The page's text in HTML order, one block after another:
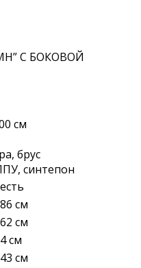
С БОКОВОЙ
см
брус
синтепон
есть
86 см
62 см
4 см
43 см